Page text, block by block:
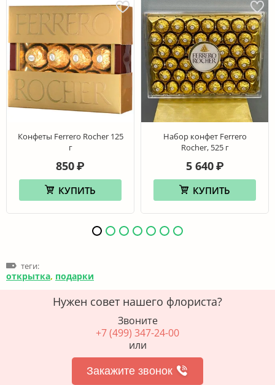
Конфеты Ferrero Rocher 125
г
850₽
КУПИТЬ
Набор конфет Ferrero
Rocher, 525 г
5 640 ₽
КУПИТЬ
теги:
открытка, подарки
Нужен совет нашего флориста?
Звоните
+7 (499) 347-24-00
или
Закажите звонок